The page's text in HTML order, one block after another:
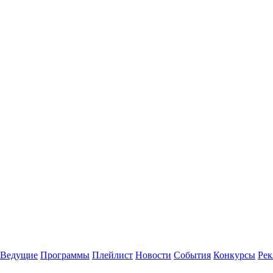
Ведущие Программы Плейлист Новости События Конкурсы